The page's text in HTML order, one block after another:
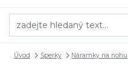
Úvod Šperky Náramky na nohu